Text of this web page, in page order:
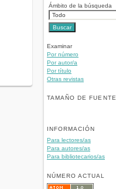
Ámbito de la búsqueda
Examinar
Por número
Por autor/a
Por título
Otras revistas
TAMAÑO DE FUENTE
INFORMACIÓN
Para lectores/as
Para autores/as
Para bibliotecarios/as
NÚMERO ACTUAL